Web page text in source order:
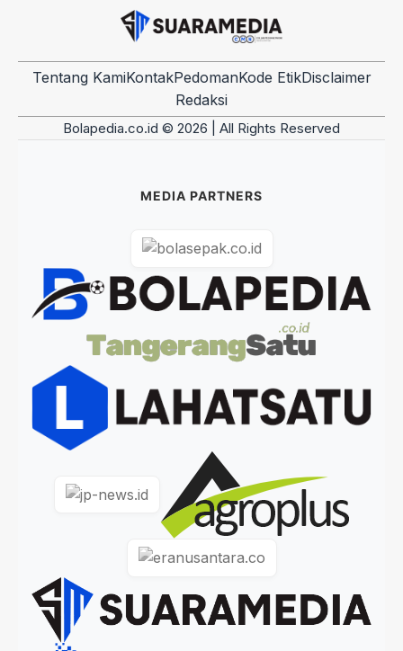
Tentang KamiKontakPedomanKode EtikDisclaimer
Redaksi
Bolapedia.co.id © 2026 | All Rights Reserved
MEDIA PARTNERS